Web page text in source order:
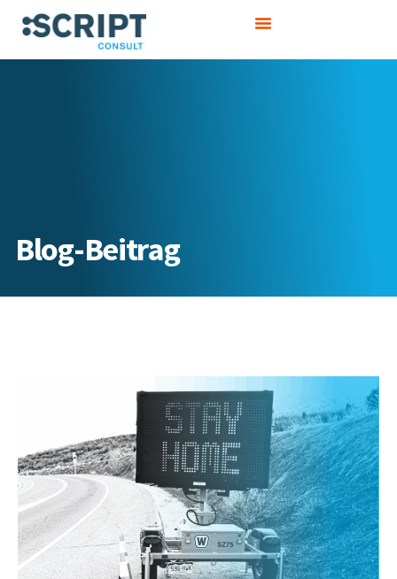
Inhalt
Blog-Beitrag